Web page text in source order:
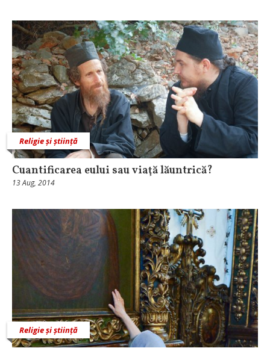
Religie și știință
Cuantificarea eului sau viaţă lăuntrică?
13 Aug, 2014
Religie și știință